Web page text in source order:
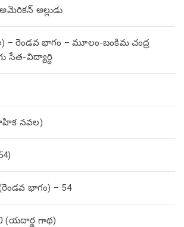
అల్లుడు
రెండవ భాగం – మూలం-బంకిమ చంద్ర
సేత-విద్యార్థి
నవల)
భాగం) – 54
(యదార్థ గాథ)